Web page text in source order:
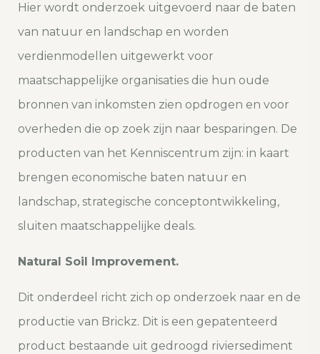
Hier wordt onderzoek uitgevoerd naar de baten
van natuur en landschap en worden
verdienmodellen uitgewerkt voor
maatschappelijke organisaties die hun oude
bronnen van inkomsten zien opdrogen en voor
overheden die op zoek zijn naar besparingen. De
producten van het Kenniscentrum zijn: in kaart
brengen economische baten natuur en
landschap, strategische conceptontwikkeling,
sluiten maatschappelijke deals.
Natural Soil Improvement.
Dit onderdeel richt zich op onderzoek naar en de
productie van Brickz. Dit is een gepatenteerd
product bestaande uit gedroogd riviersediment